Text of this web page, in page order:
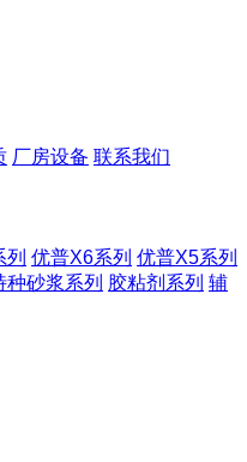
厂房设备 联系我们
列 优普X6系列 优普X5系列
种砂浆系列 胶粘剂系列 辅